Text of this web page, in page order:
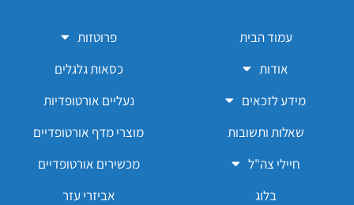
עמוד הבית
אודות
מידע לזכאים
שאלות ותשובות
חיילי צה"ל
בלוג
פרוטזות
כסאות גלגלים
נעליים אורטופדיות
מוצרי מדף אורטופדיים
מכשירים אורטופדיים
אביזרי עזר